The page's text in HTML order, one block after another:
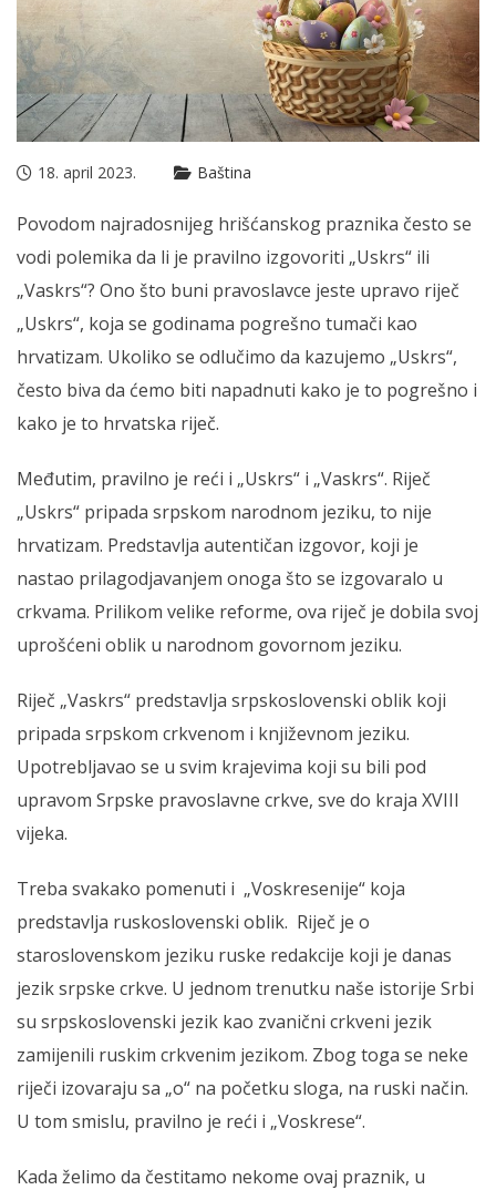
18. april 2023. Baština
Povodom najradosnijeg hrišćanskog praznika često se
vodi polemika da li je pravilno izgovoriti „Uskrs“ ili
„Vaskrs“? Ono što buni pravoslavce jeste upravo riječ
„Uskrs“, koja se godinama pogrešno tumači kao
hrvatizam. Ukoliko se odlučimo da kazujemo „Uskrs“,
često biva da ćemo biti napadnuti kako je to pogrešno i
kako je to hrvatska riječ.
Međutim, pravilno je reći i „Uskrs“ i „Vaskrs“. Riječ
„Uskrs“ pripada srpskom narodnom jeziku, to nije
hrvatizam. Predstavlja autentičan izgovor, koji je
nastao prilagodjavanjem onoga što se izgovaralo u
crkvama. Prilikom velike reforme, ova riječ je dobila svoj
uprošćeni oblik u narodnom govornom jeziku.
Riječ „Vaskrs“ predstavlja srpskoslovenski oblik koji
pripada srpskom crkvenom i književnom jeziku.
Upotrebljavao se u svim krajevima koji su bili pod
upravom Srpske pravoslavne crkve, sve do kraja XVIII
vijeka.
Treba svakako pomenuti i „Voskresenije“ koja
predstavlja ruskoslovenski oblik. Riječ je o
staroslovenskom jeziku ruske redakcije koji je danas
jezik srpske crkve. U jednom trenutku naše istorije Srbi
su srpskoslovenski jezik kao zvanični crkveni jezik
zamijenili ruskim crkvenim jezikom. Zbog toga se neke
riječi izovaraju sa „o“ na početku sloga, na ruski način.
U tom smislu, pravilno je reći i „Voskrese“.
Kada želimo da čestitamo nekome ovaj praznik, u